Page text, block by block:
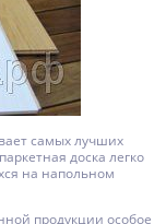
самых лучших
доска легко
на напольном
продукции особое